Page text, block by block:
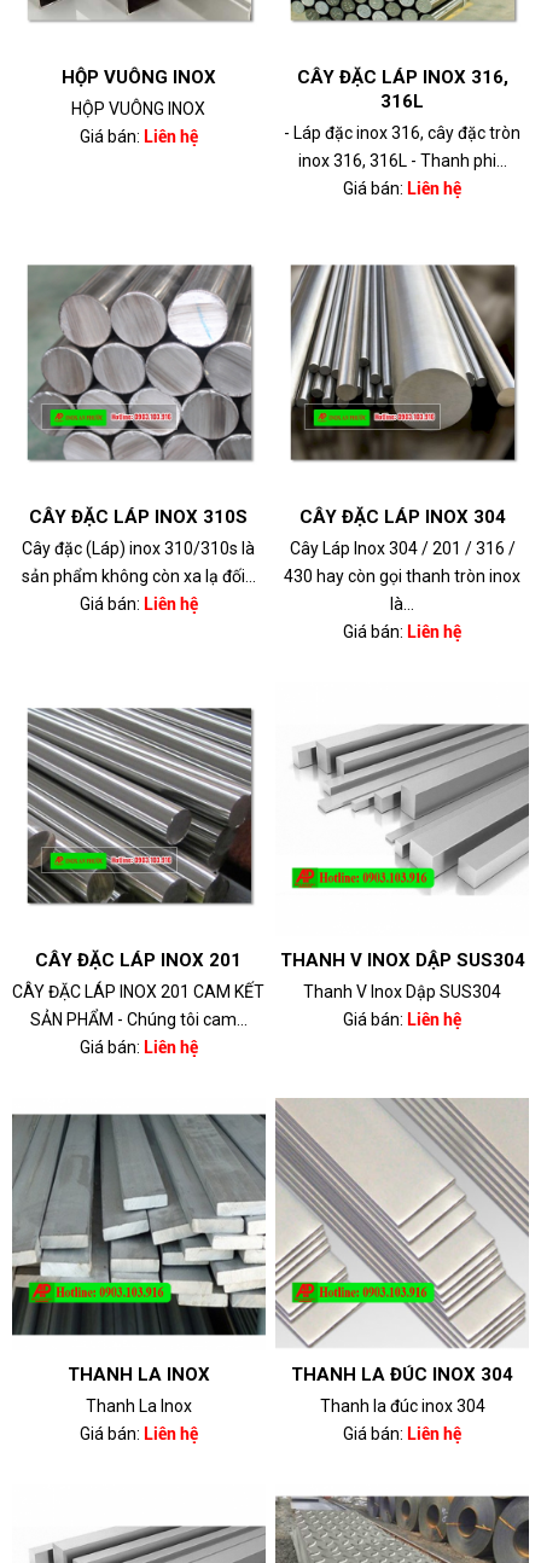
HỘP VUÔNG INOX
HỘP VUÔNG INOX
Giá bán: Liên hệ
CÂY ĐẶC LÁP INOX 316,
316L
- Láp đặc inox 316, cây đặc tròn
inox 316, 316L - Thanh phi...
Giá bán: Liên hệ
CÂY ĐẶC LÁP INOX 310S
Cây đặc (Láp) inox 310/310s là
sản phẩm không còn xa lạ đối...
Giá bán: Liên hệ
CÂY ĐẶC LÁP INOX 304
Cây Láp Inox 304 / 201 / 316 /
430 hay còn gọi thanh tròn inox
là...
Giá bán: Liên hệ
CÂY ĐẶC LÁP INOX 201
CÂY ĐẶC LÁP INOX 201 CAM KẾT
SẢN PHẨM - Chúng tôi cam...
Giá bán: Liên hệ
THANH V INOX DẬP SUS304
Thanh V Inox Dập SUS304
Giá bán: Liên hệ
THANH LA INOX
Thanh La Inox
Giá bán: Liên hệ
THANH LA ĐÚC INOX 304
Thanh la đúc inox 304
Giá bán: Liên hệ